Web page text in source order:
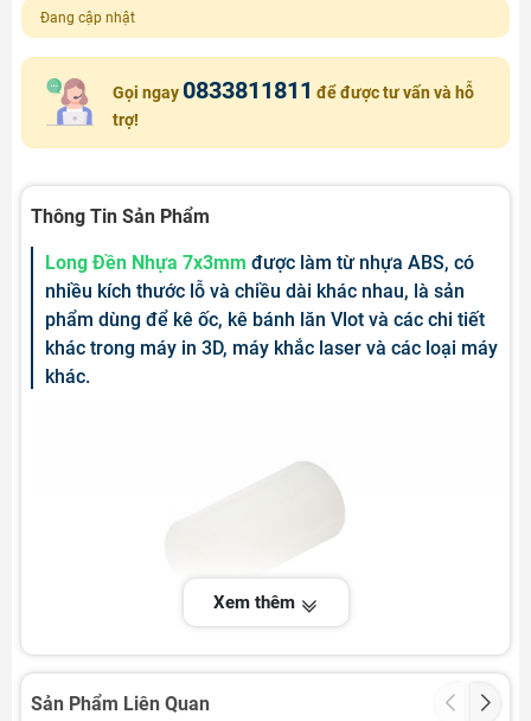
Đang cập nhật
Gọi ngay 0833811811 để được tư vấn và hỗ
trợ!
Thông Tin Sản Phẩm
Long Đền Nhựa 7x3mm được làm từ nhựa ABS, có
nhiều kích thước lỗ và chiều dài khác nhau, là sản
phẩm dùng để kê ốc, kê bánh lăn Vlot và các chi tiết
khác trong máy in 3D, máy khắc laser và các loại máy
khác.
Xem thêm
Sản Phẩm Liên Quan